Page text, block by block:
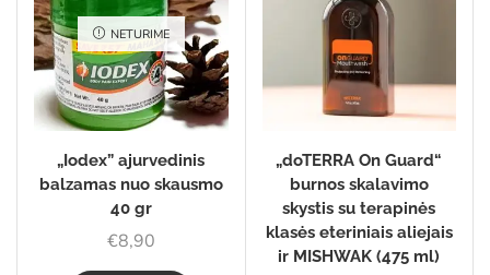
NETURIME
„Iodex” ajurvedinis
balzamas nuo skausmo
40 gr
€8,90
„doTERRA On Guard“
burnos skalavimo
skystis su terapinės
klasės eteriniais aliejais
ir MISHWAK (475 ml)